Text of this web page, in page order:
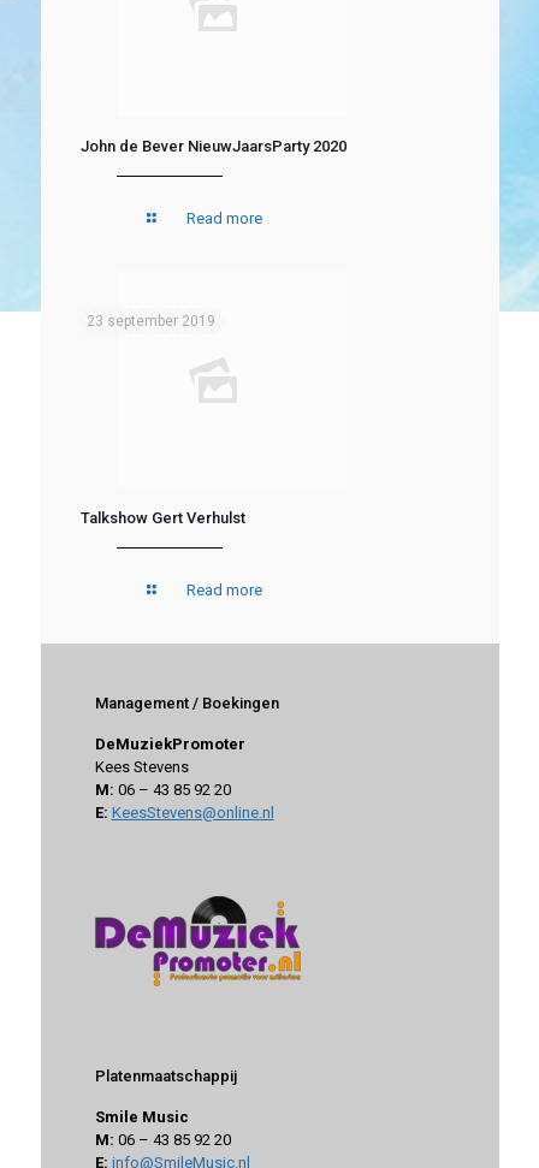
John de Bever NieuwJaarsParty 2020
Read more
23 september 2019
Talkshow Gert Verhulst
Read more
Management / Boekingen
DeMuziekPromoter
Kees Stevens
M: 06 – 43 85 92 20
E: KeesStevens@online.nl
Platenmaatschappij
Smile Music
M: 06 – 43 85 92 20
E: info@SmileMusic.nl